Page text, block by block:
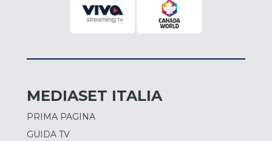
MEDIASET ITALIA
PRIMA PAGINA
GUIDA TV